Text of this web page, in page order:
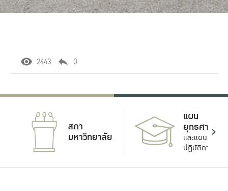
2443 0
สภา
มหาวิทยาลัย
แผน
ยุทธศาสตร์
และแผน
ปฏิบัติการ